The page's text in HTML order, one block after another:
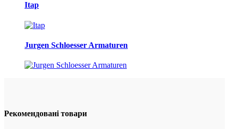
Itap
Jurgen Schloesser Armaturen
Рекомендовані товари